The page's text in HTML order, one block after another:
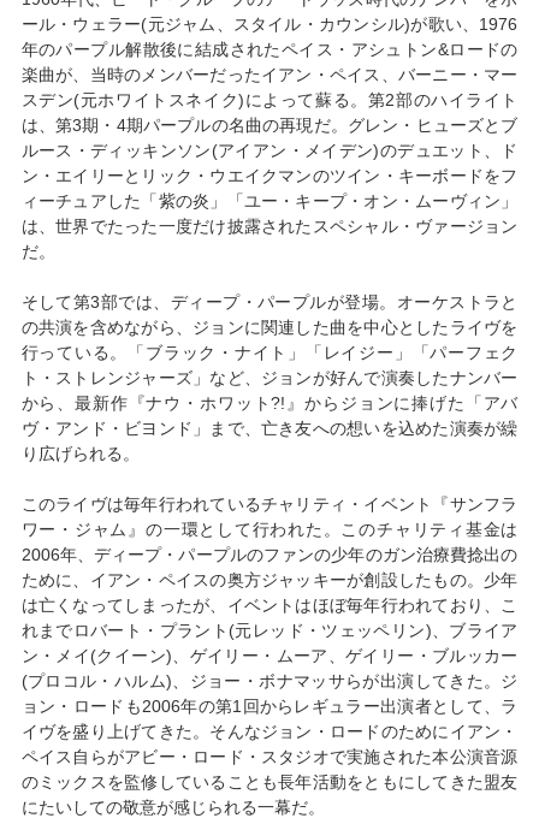
ール・ウェラー(元ジャム、スタイル・カウンシル)が歌い、1976
年のパープル解散後に結成されたペイス・アシュトン&ロードの
楽曲が、当時のメンバーだったイアン・ペイス、バーニー・マー
スデン(元ホワイトスネイク)によって蘇る。第2部のハイライト
は、第3期・4期パープルの名曲の再現だ。グレン・ヒューズとブ
ルース・ディッキンソン(アイアン・メイデン)のデュエット、ド
ン・エイリーとリック・ウエイクマンのツイン・キーボードをフ
ィーチュアした「紫の炎」「ユー・キープ・オン・ムーヴィン」
は、世界でたった一度だけ披露されたスペシャル・ヴァージョン
だ。
そして第3部では、ディープ・パープルが登場。オーケストラと
の共演を含めながら、ジョンに関連した曲を中心としたライヴを
行っている。「ブラック・ナイト」「レイジー」「パーフェク
ト・ストレンジャーズ」など、ジョンが好んで演奏したナンバー
から、最新作『ナウ・ホワット?!』からジョンに捧げた「アバ
ヴ・アンド・ビヨンド」まで、亡き友への想いを込めた演奏が繰
り広げられる。
このライヴは毎年行われているチャリティ・イベント『サンフラ
ワー・ジャム』の一環として行われた。このチャリティ基金は
2006年、ディープ・パープルのファンの少年のガン治療費捻出の
ために、イアン・ペイスの奥方ジャッキーが創設したもの。少年
は亡くなってしまったが、イベントはほぼ毎年行われており、こ
れまでロバート・プラント(元レッド・ツェッペリン)、ブライア
ン・メイ(クイーン)、ゲイリー・ムーア、ゲイリー・ブルッカー
(プロコル・ハルム)、ジョー・ボナマッサらが出演してきた。ジ
ョン・ロードも2006年の第1回からレギュラー出演者として、ラ
イヴを盛り上げてきた。そんなジョン・ロードのためにイアン・
ペイス自らがアビー・ロード・スタジオで実施された本公演音源
のミックスを監修していることも長年活動をともにしてきた盟友
にたいしての敬意が感じられる一幕だ。